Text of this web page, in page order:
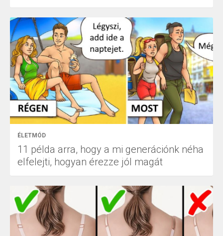
ÉLETMÓD
11 példa arra, hogy a mi generációnk néha
elfelejti, hogyan érezze jól magát